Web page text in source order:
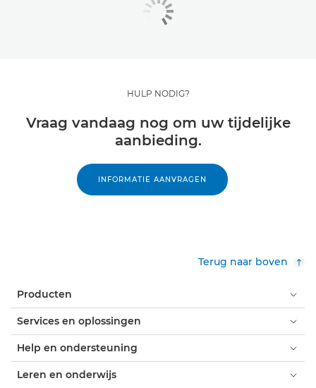
HULP NODIG?
Vraag vandaag nog om uw tijdelijke
aanbieding.
INFORMATIE AANVRAGEN
Terug naar boven
Producten
Services en oplossingen
Help en ondersteuning
Leren en onderwijs